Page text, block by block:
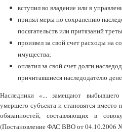
вступил во владение или в
принял меры по сохранению
посягательств или притязаний
произвел за свой счет расходы на
имущества;
оплатил за свой счет долги
причитавшиеся наследодателю
Наследники «... замещают
умершего субъекта и становятся вместо
обязанностей, составляющих в
(Постановление ФАС ВВО от 04.10.2006